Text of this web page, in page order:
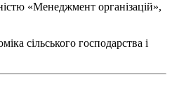
«Менеджмент організацій»,
сільського господарства і